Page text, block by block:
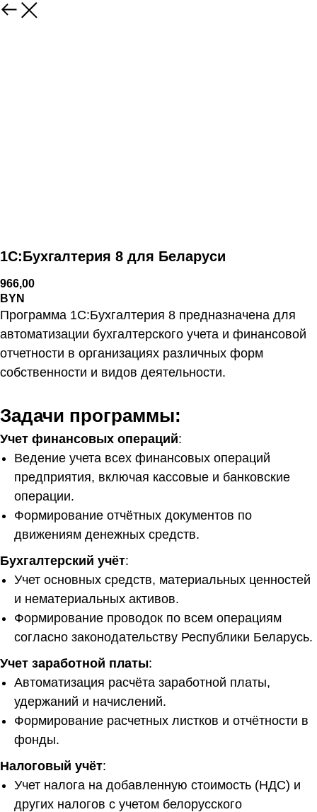
1С:Бухгалтерия 8 для Беларуси
966,00
BYN
Программа 1С:Бухгалтерия 8 предназначена для
автоматизации бухгалтерского учета и финансовой
отчетности в организациях различных форм
собственности и видов деятельности.
Задачи программы:
Учет финансовых операций:
Ведение учета всех финансовых операций
предприятия, включая кассовые и банковские
операции.
Формирование отчётных документов по
движениям денежных средств.
Бухгалтерский учёт:
Учет основных средств, материальных ценностей
и нематериальных активов.
Формирование проводок по всем операциям
согласно законодательству Республики Беларусь.
Учет заработной платы:
Автоматизация расчёта заработной платы,
удержаний и начислений.
Формирование расчетных листков и отчётности в
фонды.
Налоговый учёт:
Учет налога на добавленную стоимость (НДС) и
других налогов с учетом белорусского